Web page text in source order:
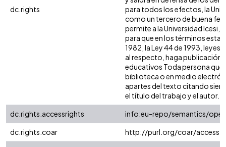
dc.rights
para todos los efectos, la
como un tercero de buena fe.
permite a la Universidad Icesi,
para que en los términos
1982, la Ley 44 de 1993, leyes
al respecto, haga publicación
educativos Toda persona que
biblioteca o en medio
apartes del texto citando
el título del trabajo y el autor.
dc.rights.accessrights
info:eu-repo/semantics/
dc.rights.coar
http://purl.org/coar/